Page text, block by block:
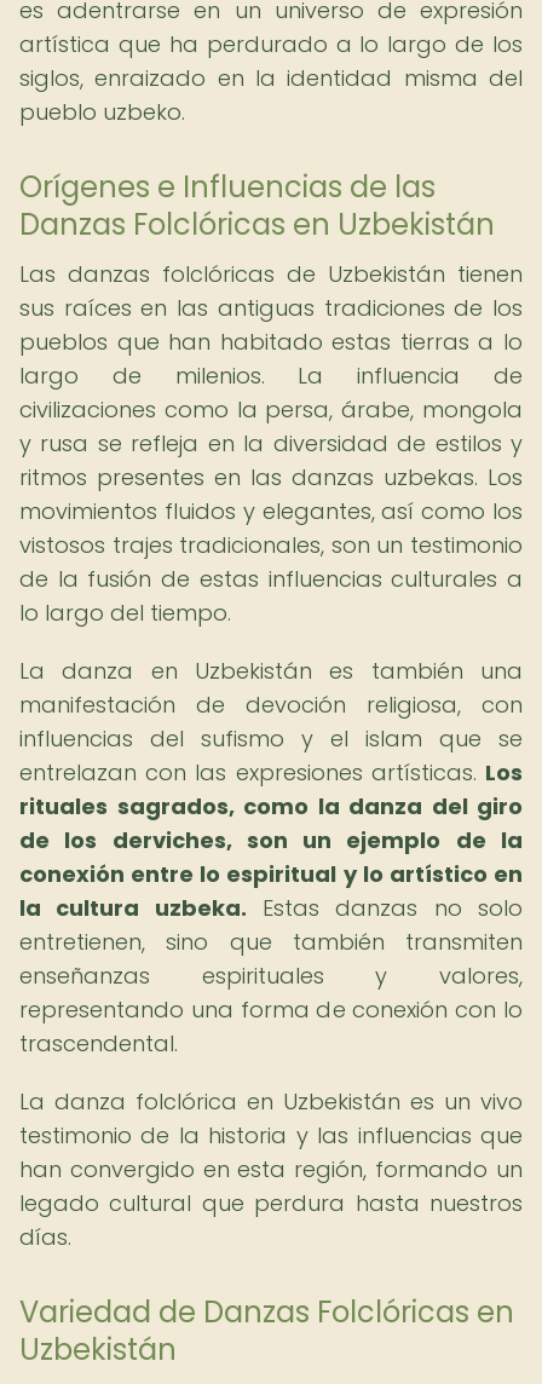
es adentrarse en un universo de expresión
artística que ha perdurado a lo largo de los
siglos, enraizado en la identidad misma del
pueblo uzbeko.
Orígenes e Influencias de las
Danzas Folclóricas en Uzbekistán
Las danzas folclóricas de Uzbekistán tienen
sus raíces en las antiguas tradiciones de los
pueblos que han habitado estas tierras a lo
largo de milenios. La influencia de
civilizaciones como la persa, árabe, mongola
y rusa se refleja en la diversidad de estilos y
ritmos presentes en las danzas uzbekas. Los
movimientos fluidos y elegantes, así como los
vistosos trajes tradicionales, son un testimonio
de la fusión de estas influencias culturales a
lo largo del tiempo.
La danza en Uzbekistán es también una
manifestación de devoción religiosa, con
influencias del sufismo y el islam que se
entrelazan con las expresiones artísticas. Los
rituales sagrados, como la danza del giro
de los derviches, son un ejemplo de la
conexión entre lo espiritual y lo artístico en
la cultura uzbeka. Estas danzas no solo
entretienen, sino que también transmiten
enseñanzas espirituales y valores,
representando una forma de conexión con lo
trascendental.
La danza folclórica en Uzbekistán es un vivo
testimonio de la historia y las influencias que
han convergido en esta región, formando un
legado cultural que perdura hasta nuestros
días.
Variedad de Danzas Folclóricas en
Uzbekistán